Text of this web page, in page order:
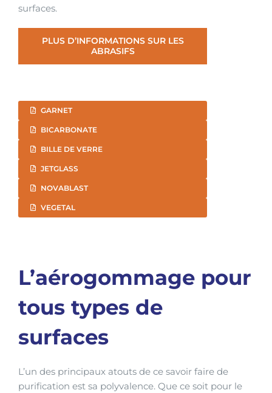
surfaces.
PLUS D’INFORMATIONS SUR LES
ABRASIFS
GARNET
BICARBONATE
BILLE DE VERRE
JETGLASS
NOVABLAST
VEGETAL
L’aérogommage pour
tous types de
surfaces
L’un des principaux atouts de ce savoir faire de
purification est sa polyvalence. Que ce soit pour le